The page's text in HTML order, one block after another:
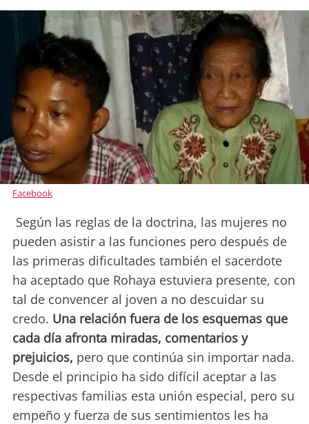
Facebook
Según las reglas de la doctrina, las mujeres no
pueden asistir a las funciones pero después de
las primeras dificultades también el sacerdote
ha aceptado que Rohaya estuviera presente, con
tal de convencer al joven a no descuidar su
credo. Una relación fuera de los esquemas que
cada día afronta miradas, comentarios y
prejuicios, pero que continúa sin importar nada.
Desde el principio ha sido difícil aceptar a las
respectivas familias esta unión especial, pero su
empeño y fuerza de sus sentimientos les ha